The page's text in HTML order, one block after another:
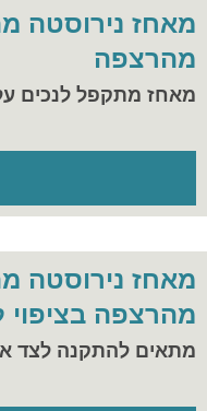
מאחז נירוסטה
מהרצפה
מאחז מתקפל לנכים
מאחז נירוסטה
מהרצפה בציפוי
מתאים להתקנה לצד